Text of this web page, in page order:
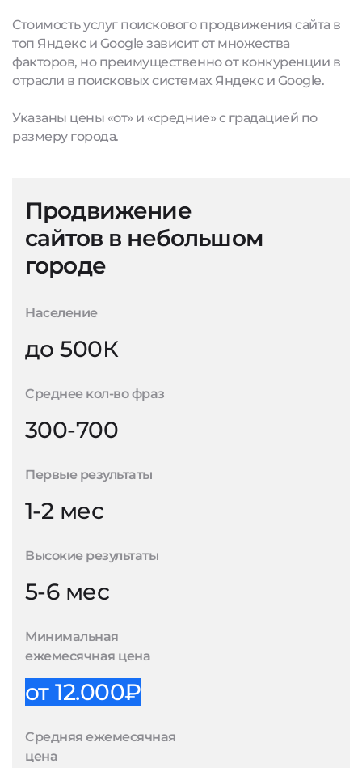
Стоимость услуг поискового продвижения сайта в
топ Яндекс и Google зависит от множества
факторов, но преимущественно от конкуренции в
отрасли в поисковых системах Яндекс и Google.
Указаны цены «от» и «средние» с градацией по
размеру города.
Продвижение
сайтов в небольшом
городе
Население
до 500К
Среднее кол-во фраз
300-700
Первые результаты
1-2 мес
Высокие результаты
5-6 мес
Минимальная
ежемесячная цена
от 12.000₽
Средняя ежемесячная
цена